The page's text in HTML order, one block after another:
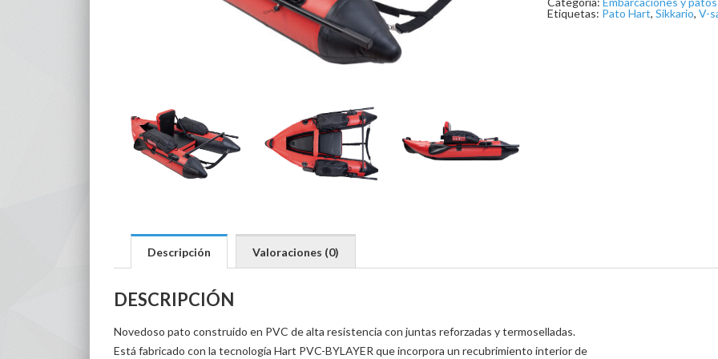
Etiquetas: Pato Hart, Sikkario, V-
Descripción Valoraciones (0)
DESCRIPCIÓN
Novedoso pato construido en PVC de alta resistencia con juntas reforzadas y termoselladas.
Está fabricado con la tecnología Hart PVC-BYLAYER que incorpora un recubrimiento interior de